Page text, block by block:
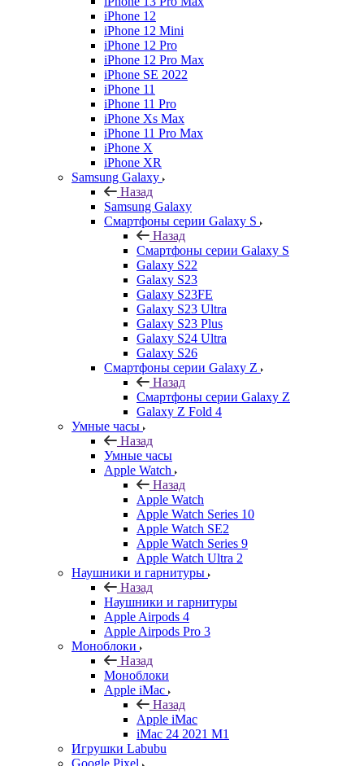
iPhone 12
iPhone 12 Mini
iPhone 12 Pro
iPhone 12 Pro Max
iPhone SE 2022
iPhone 11
iPhone 11 Pro
iPhone Xs Max
iPhone 11 Pro Max
iPhone X
iPhone XR
Samsung Galaxy
Назад
Samsung Galaxy
Смартфоны серии Galaxy S
Назад
Смартфоны серии Galaxy S
Galaxy S22
Galaxy S23
Galaxy S23FE
Galaxy S23 Ultra
Galaxy S23 Plus
Galaxy S24 Ultra
Galaxy S26
Смартфоны серии Galaxy Z
Назад
Смартфоны серии Galaxy Z
Galaxy Z Fold 4
Умные часы
Назад
Умные часы
Apple Watch
Назад
Apple Watch
Apple Watch Series 10
Apple Watch SE2
Apple Watch Series 9
Apple Watch Ultra 2
Наушники и гарнитуры
Назад
Наушники и гарнитуры
Apple Airpods 4
Apple Airpods Pro 3
Моноблоки
Назад
Моноблоки
Apple iMac
Назад
Apple iMac
iMac 24 2021 M1
Игрушки Labubu
Google Pixel